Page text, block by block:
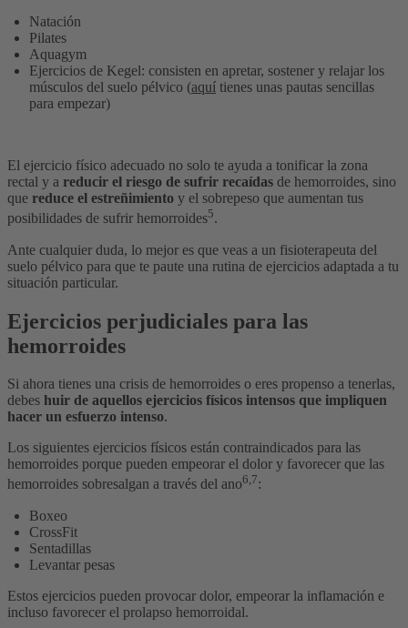
Natación
Pilates
Aquagym
Ejercicios de Kegel: consisten en apretar, sostener y relajar los
músculos del suelo pélvico (aquí tienes unas pautas sencillas
para empezar)
El ejercicio físico adecuado no solo te ayuda a tonificar la zona
rectal y a reducir el riesgo de sufrir recaídas de hemorroides, sino
que reduce el estreñimiento y el sobrepeso que aumentan tus
posibilidades de sufrir hemorroides5.
Ante cualquier duda, lo mejor es que veas a un fisioterapeuta del
suelo pélvico para que te paute una rutina de ejercicios adaptada a tu
situación particular.
Ejercicios perjudiciales para las
hemorroides
Si ahora tienes una crisis de hemorroides o eres propenso a tenerlas,
debes huir de aquellos ejercicios físicos intensos que impliquen
hacer un esfuerzo intenso.
Los siguientes ejercicios físicos están contraindicados para las
hemorroides porque pueden empeorar el dolor y favorecer que las
hemorroides sobresalgan a través del ano6,7:
Boxeo
CrossFit
Sentadillas
Levantar pesas
Estos ejercicios pueden provocar dolor, empeorar la inflamación e
incluso favorecer el prolapso hemorroidal.